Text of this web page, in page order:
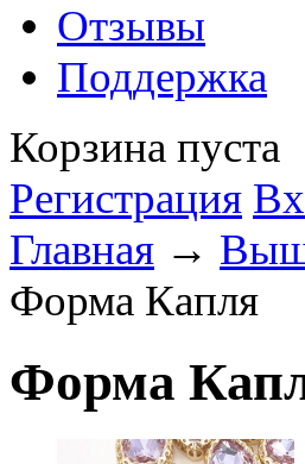
Отзывы
Поддержка
Корзина пуста
Регистрация
Главная →
Форма Капля
Форма